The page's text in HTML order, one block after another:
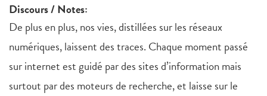
Discours / Notes:
De plus en plus, nos vies, distillées sur les réseaux
numériques, laissent des traces. Chaque moment passé
sur internet est guidé par des sites d’information mais
surtout par des moteurs de recherche, et laisse sur le